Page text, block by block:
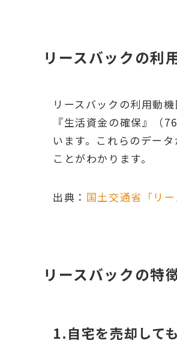
リースバックの利
リースバックの利用動
『生活資金の確保』（
います。これらのデー
ことがわかります。
出典： 国土交通省「リ
リースバックの特
1.自宅を売却して